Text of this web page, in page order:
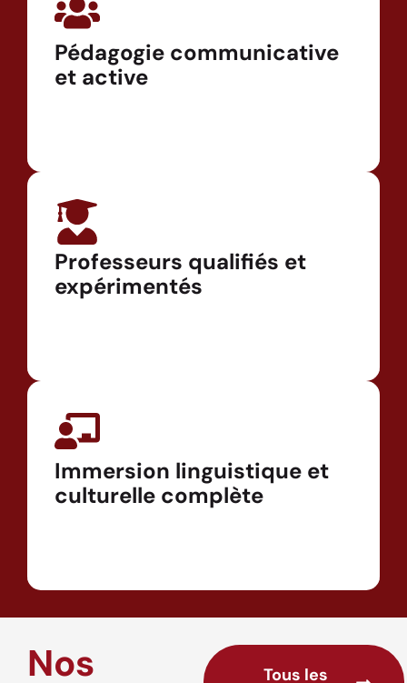
Pédagogie communicative
et active
Professeurs qualifiés et
expérimentés
Immersion linguistique et
culturelle complète
Nos Tous les